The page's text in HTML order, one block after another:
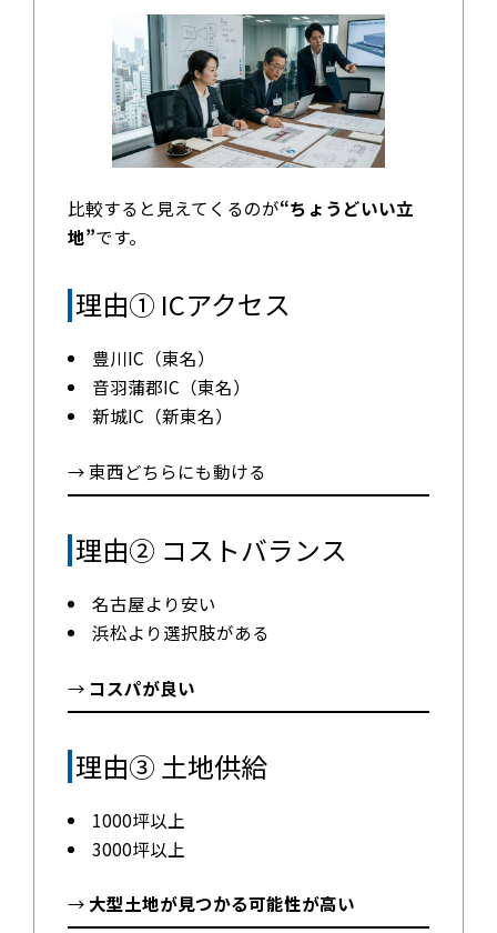
比較すると見えてくるのが“ちょうどいい立
地”です。
理由① ICアクセス
豊川IC（東名）
音羽蒲郡IC（東名）
新城IC（新東名）
→ 東西どちらにも動ける
理由② コストバランス
名古屋より安い
浜松より選択肢がある
→ コスパが良い
理由③ 土地供給
1000坪以上
3000坪以上
→ 大型土地が見つかる可能性が高い